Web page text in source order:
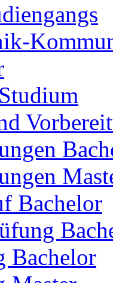
Bachelor
Bachelor